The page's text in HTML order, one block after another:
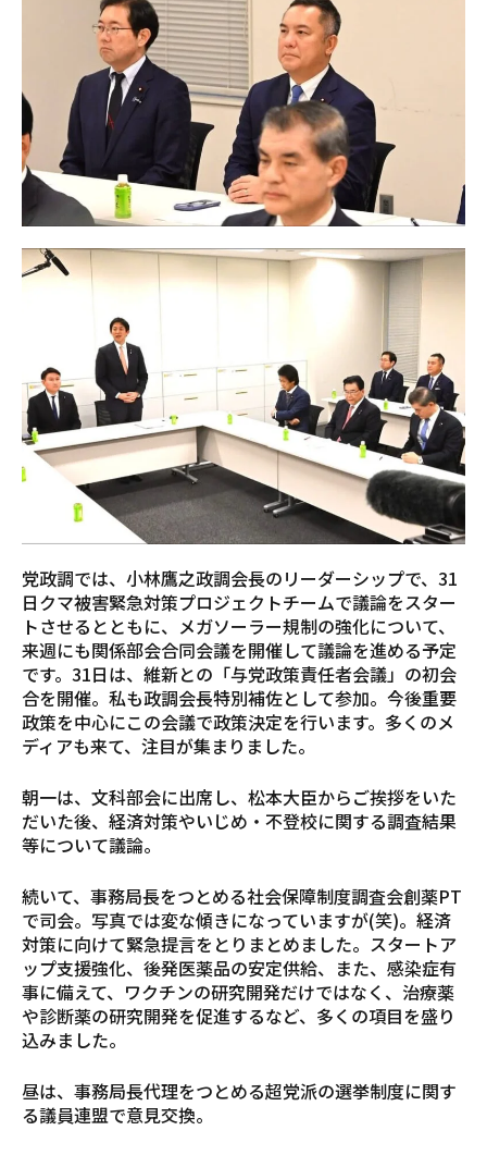
党政調では、小林鷹之政調会長のリーダーシップで、31
日クマ被害緊急対策プロジェクトチームで議論をスター
トさせるとともに、メガソーラー規制の強化について、
来週にも関係部会合同会議を開催して議論を進める予定
です。31日は、維新との「与党政策責任者会議」の初会
合を開催。私も政調会長特別補佐として参加。今後重要
政策を中心にこの会議で政策決定を行います。多くのメ
ディアも来て、注目が集まりました。
朝一は、文科部会に出席し、松本大臣からご挨拶をいた
だいた後、経済対策やいじめ・不登校に関する調査結果
等について議論。
続いて、事務局長をつとめる社会保障制度調査会創薬PT
で司会。写真では変な傾きになっていますが(笑)。経済
対策に向けて緊急提言をとりまとめました。スタートア
ップ支援強化、後発医薬品の安定供給、また、感染症有
事に備えて、ワクチンの研究開発だけではなく、治療薬
や診断薬の研究開発を促進するなど、多くの項目を盛り
込みました。
昼は、事務局長代理をつとめる超党派の選挙制度に関す
る議員連盟で意見交換。